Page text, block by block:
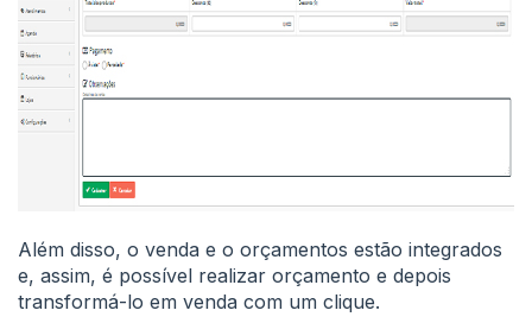
Além disso, o venda e o orçamentos estão integrados
e, assim, é possível realizar orçamento e depois
transformá-lo em venda com um clique.